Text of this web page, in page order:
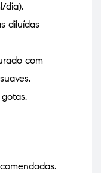
dia).
diluídas
com